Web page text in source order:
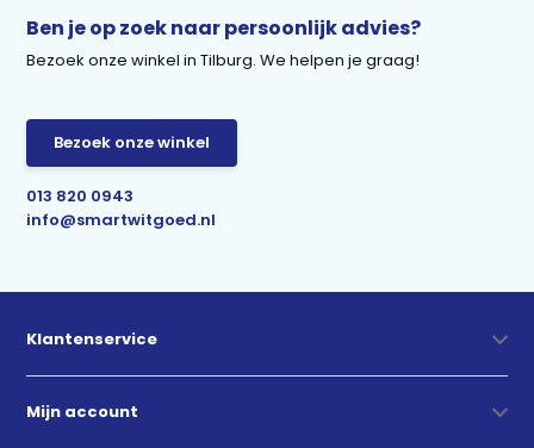
Ben je op zoek naar persoonlijk advies?
Bezoek onze winkel in Tilburg. We helpen je graag!
Bezoek onze winkel
013 820 0943
info@smartwitgoed.nl
Klantenservice
Mijn account